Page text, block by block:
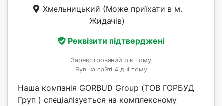
Хмельницький (Може приїхати в м.
Жидачів)
Реквізити підтверджені
Зареєстрований рік тому
Був на сайті 4 дні тому
Наша компанія GORBUD Group (ТОВ ГОРБУД
Груп ) спеціалізується на комплексному